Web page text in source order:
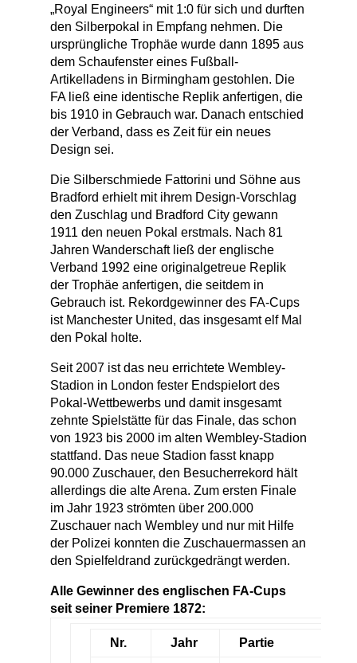
„Royal Engineers“ mit 1:0 für sich und durften
den Silberpokal in Empfang nehmen. Die
ursprüngliche Trophäe wurde dann 1895 aus
dem Schaufenster eines Fußball-
Artikelladens in Birmingham gestohlen. Die
FA ließ eine identische Replik anfertigen, die
bis 1910 in Gebrauch war. Danach entschied
der Verband, dass es Zeit für ein neues
Design sei.
Die Silberschmiede Fattorini und Söhne aus
Bradford erhielt mit ihrem Design-Vorschlag
den Zuschlag und Bradford City gewann
1911 den neuen Pokal erstmals. Nach 81
Jahren Wanderschaft ließ der englische
Verband 1992 eine originalgetreue Replik
der Trophäe anfertigen, die seitdem in
Gebrauch ist. Rekordgewinner des FA-Cups
ist Manchester United, das insgesamt elf Mal
den Pokal holte.
Seit 2007 ist das neu errichtete Wembley-
Stadion in London fester Endspielort des
Pokal-Wettbewerbs und damit insgesamt
zehnte Spielstätte für das Finale, das schon
von 1923 bis 2000 im alten Wembley-Stadion
stattfand. Das neue Stadion fasst knapp
90.000 Zuschauer, den Besucherrekord hält
allerdings die alte Arena. Zum ersten Finale
im Jahr 1923 strömten über 200.000
Zuschauer nach Wembley und nur mit Hilfe
der Polizei konnten die Zuschauermassen an
den Spielfeldrand zurückgedrängt werden.
Alle Gewinner des englischen FA-Cups
seit seiner Premiere 1872:
Nr. Jahr Partie